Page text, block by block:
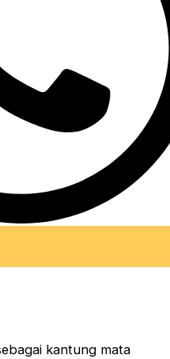
kantung mata